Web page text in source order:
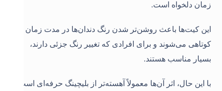
زمان دلخواه است.
این کیت‌ها باعث روشن‌تر شدن رنگ دندان‌ها در مدت زمان
کوتاهی می‌شوند و برای افرادی که تغییر رنگ جزئی دارند،
بسیار مناسب هستند.
با این حال، اثر آن‌ها معمولاً آهسته‌تر از بلیچینگ حرفه‌ای است و